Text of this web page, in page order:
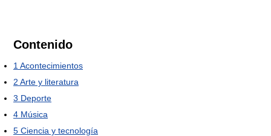
Contenido
1 Acontecimientos
2 Arte y literatura
3 Deporte
4 Música
5 Ciencia y tecnología